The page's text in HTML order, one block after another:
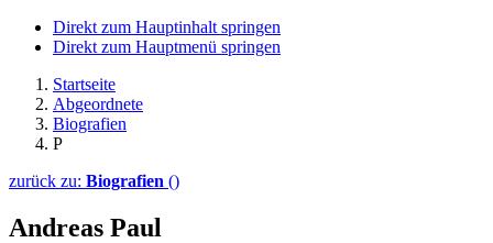
Direkt zum Hauptinhalt springen
Direkt zum Hauptmenü springen
Startseite
Abgeordnete
Biografien
P
zurück zu: Biografien ()
Andreas Paul